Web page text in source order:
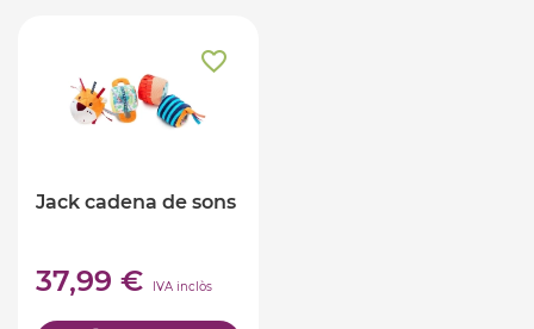
Jack cadena de sons
37,99 € IVA inclòs